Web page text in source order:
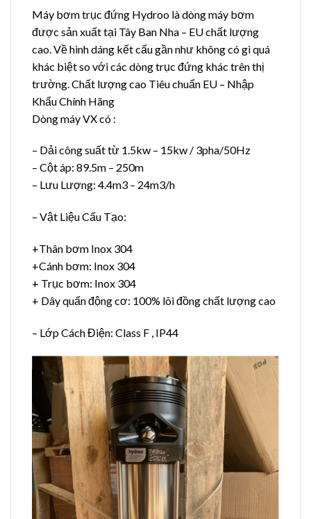
Máy bơm trục đứng Hydroo là dòng máy bơm
được sản xuất tại Tây Ban Nha – EU chất lượng
cao. Về hình dáng kết cấu gần như không có gì quá
khác biệt so với các dòng trục đứng khác trên thị
trường. Chất lượng cao Tiêu chuẩn EU – Nhập
Khẩu Chính Hãng
Dòng máy VX có :
– Dải công suất từ 1.5kw – 15kw / 3pha/50Hz
– Cột áp: 89.5m – 250m
– Lưu Lượng: 4.4m3 – 24m3/h
– Vật Liệu Cấu Tạo:
+Thân bơm Inox 304
+Cánh bơm: Inox 304
+ Trục bơm: Inox 304
+ Dây quấn động cơ: 100% lõi đồng chất lượng cao
– Lớp Cách Điện: Class F , IP44